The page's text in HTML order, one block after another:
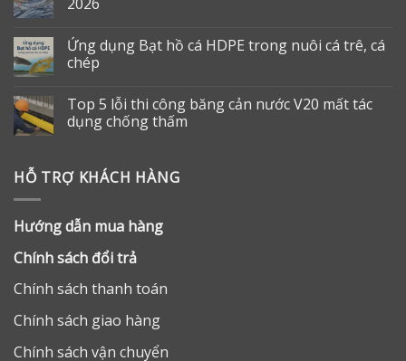
Ứng dụng Bạt hồ cá HDPE trong nuôi cá trê, cá
chép
Top 5 lỗi thi công băng cản nước V20 mất tác
dụng chống thấm
HỖ TRỢ KHÁCH HÀNG
Hướng dẫn mua hàng
Chính sách đổi trả
Chính sách thanh toán
Chính sách giao hàng
Chính sách vận chuyển